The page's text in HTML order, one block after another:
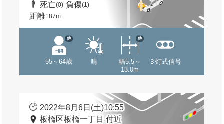
死亡(0) 負傷(1)
距離187m
55～64歳
他
晴
幅5.5～
13.0m
他
３灯式信号
2022年8月6日(土)10:55
板橋区板橋一丁目 付近